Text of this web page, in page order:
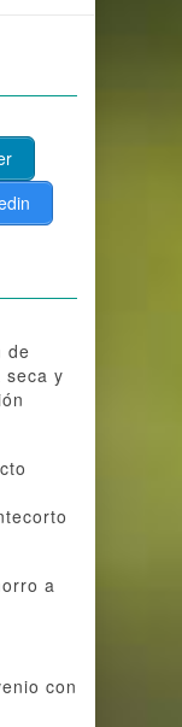
de
seca y
a
con